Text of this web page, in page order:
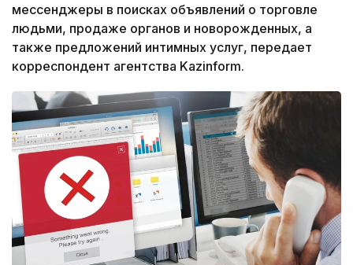
мессенджеры в поисках объявлений о торговле
людьми, продаже органов и новорожденных, а
также предложений интимных услуг, передает
корреспондент агентства Kazinform.